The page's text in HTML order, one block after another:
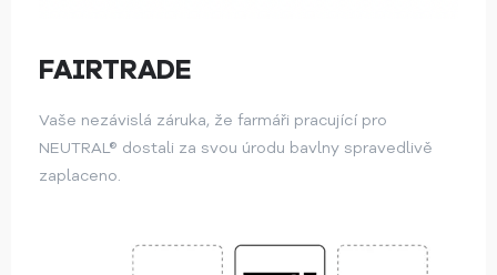
FAIRTRADE
Vaše nezávislá záruka, že farmáři pracující pro
NEUTRAL® dostali za svou úrodu bavlny spravedlivě
zaplaceno.